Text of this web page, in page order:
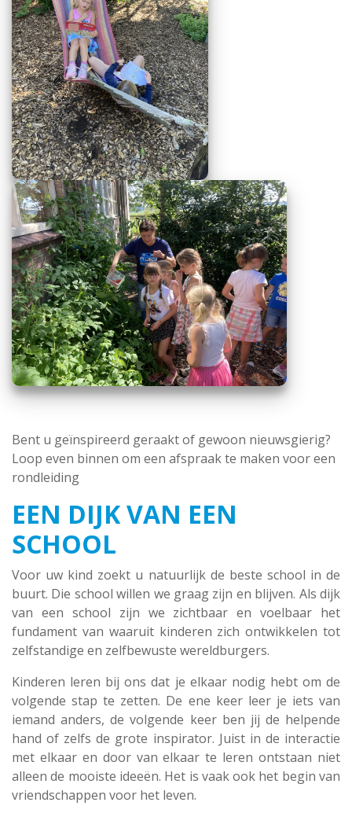
Bent u geïnspireerd geraakt of gewoon nieuwsgierig?
Loop even binnen om een afspraak te maken voor een
rondleiding
EEN DIJK VAN EEN
SCHOOL
Voor uw kind zoekt u natuurlijk de beste school in de
buurt. Die school willen we graag zijn en blijven. Als dijk
van een school zijn we zichtbaar en voelbaar het
fundament van waaruit kinderen zich ontwikkelen tot
zelfstandige en zelfbewuste wereldburgers.
Kinderen leren bij ons dat je elkaar nodig hebt om de
volgende stap te zetten. De ene keer leer je iets van
iemand anders, de volgende keer ben jij de helpende
hand of zelfs de grote inspirator. Juist in de interactie
met elkaar en door van elkaar te leren ontstaan niet
alleen de mooiste ideeën. Het is vaak ook het begin van
vriendschappen voor het leven.